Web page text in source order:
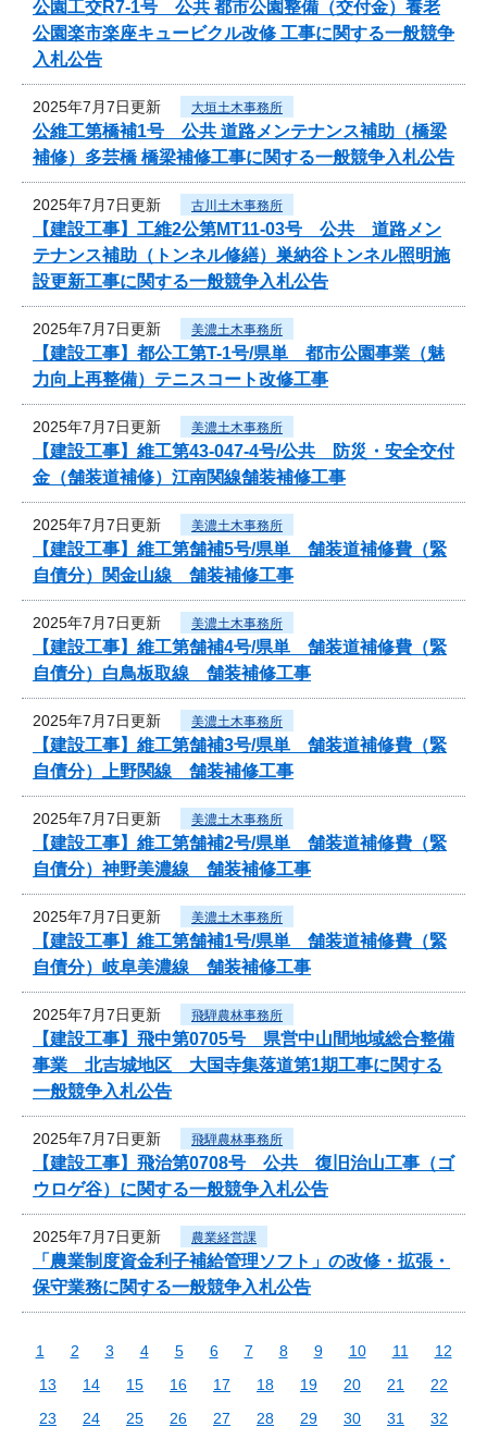
公園工交R7-1号 公共 都市公園整備（交付金）養老
公園楽市楽座キュービクル改修 工事に関する一般競争
入札公告
2025年7月7日更新 大垣土木事務所
公維工第橋補1号 公共 道路メンテナンス補助（橋梁
補修）多芸橋 橋梁補修工事に関する一般競争入札公告
2025年7月7日更新 古川土木事務所
【建設工事】工維2公第MT11-03号 公共 道路メン
テナンス補助（トンネル修繕）巣納谷トンネル照明施
設更新工事に関する一般競争入札公告
2025年7月7日更新 美濃土木事務所
【建設工事】都公工第T-1号/県単 都市公園事業（魅
力向上再整備）テニスコート改修工事
2025年7月7日更新 美濃土木事務所
【建設工事】維工第43-047-4号/公共 防災・安全交付
金（舗装道補修）江南関線舗装補修工事
2025年7月7日更新 美濃土木事務所
【建設工事】維工第舗補5号/県単 舗装道補修費（緊
自債分）関金山線 舗装補修工事
2025年7月7日更新 美濃土木事務所
【建設工事】維工第舗補4号/県単 舗装道補修費（緊
自債分）白鳥板取線 舗装補修工事
2025年7月7日更新 美濃土木事務所
【建設工事】維工第舗補3号/県単 舗装道補修費（緊
自債分）上野関線 舗装補修工事
2025年7月7日更新 美濃土木事務所
【建設工事】維工第舗補2号/県単 舗装道補修費（緊
自債分）神野美濃線 舗装補修工事
2025年7月7日更新 美濃土木事務所
【建設工事】維工第舗補1号/県単 舗装道補修費（緊
自債分）岐阜美濃線 舗装補修工事
2025年7月7日更新 飛騨農林事務所
【建設工事】飛中第0705号 県営中山間地域総合整備
事業 北吉城地区 大国寺集落道第1期工事に関する
一般競争入札公告
2025年7月7日更新 飛騨農林事務所
【建設工事】飛治第0708号 公共 復旧治山工事（ゴ
ウロゲ谷）に関する一般競争入札公告
2025年7月7日更新 農業経営課
「農業制度資金利子補給管理ソフト」の改修・拡張・
保守業務に関する一般競争入札公告
1 2 3 4 5 6 7 8 9 10 11
12
13
14 15 16 17 18 19 20 21
22
23
24 25 26 27 28 29 30 31
32